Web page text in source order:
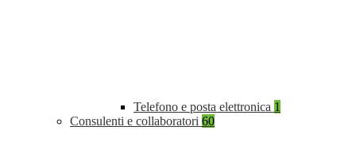
Telefono e posta elettronica 1
Consulenti e collaboratori 60